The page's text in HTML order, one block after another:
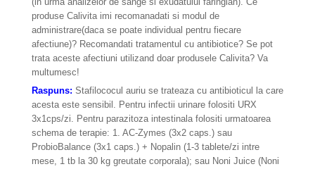
produse Calivita imi recomanadati si modul de
administrare(daca se poate individual pentru fiecare
afectiune)? Recomandati tratamentul cu antibiotice? Se pot
trata aceste afectiuni utilizand doar produsele Calivita? Va
multumesc!
Raspuns: Stafilococul auriu se trateaza cu antibioticul la care
acesta este sensibil. Pentru infectii urinare folositi URX
3x1cps/zi. Pentru parazitoza intestinala folositi urmatoarea
schema de terapie: 1. AC-Zymes (3x2 caps.) sau
ProbioBalance (3x1 caps.) + Nopalin (1-3 tablete/zi intre
mese, 1 tb la 30 kg greutate corporala); sau Noni Juice (Noni